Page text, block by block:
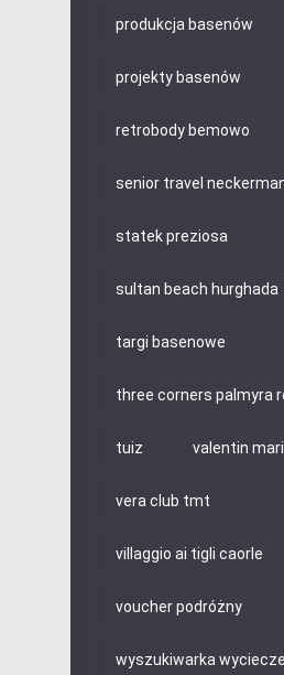
produkcja basenów
projekty basenów
retrobody bemowo
senior travel
statek preziosa
sultan beach hurghada
targi basenowe
three corners palmyra
tuiz valentin
vera club tmt
villaggio ai tigli caorle
voucher podróżny
wyszukiwarka